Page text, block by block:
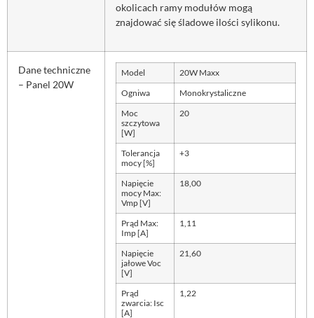
okolicach ramy modułów mogą
znajdować się śladowe ilości sylikonu.
Dane techniczne
– Panel 20W
Model 20W Maxx
Ogniwa Monokrystaliczne
Moc
szczytowa
[W]
20
Tolerancja
mocy [%]
+3
Napięcie
mocy Max:
Vmp [V]
18,00
Prąd Max:
Imp [A]
1,11
Napięcie
jałowe Voc
[V]
21,60
Prąd
zwarcia: Isc
[A]
1,22